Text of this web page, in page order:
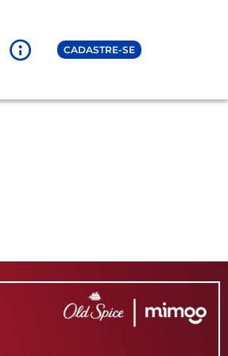
CADASTRE-SE